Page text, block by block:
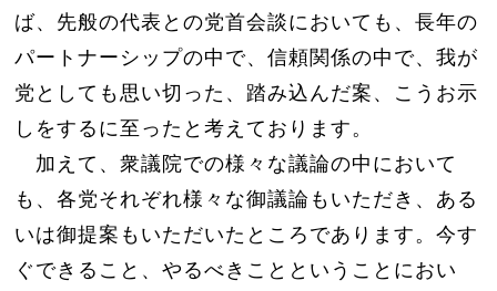
ば、先般の代表との党首会談においても、長年の
パートナーシップの中で、信頼関係の中で、我が
党としても思い切った、踏み込んだ案、こうお示
しをするに至ったと考えております。
加えて、衆議院での様々な議論の中において
も、各党それぞれ様々な御議論もいただき、ある
いは御提案もいただいたところであります。今す
ぐできること、やるべきことということにおい